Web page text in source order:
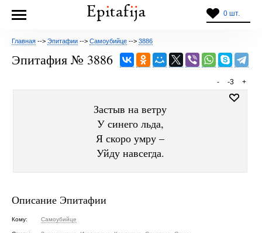
0 шт.
Главная --> Эпитафии --> Самоубийце --> 3886
Эпитафия № 3886
+
-3
-
Застыв на ветру
У синего льда,
Я скоро умру –
Уйду навсегда.
Описание Эпитафии
Кому: Самоубийце